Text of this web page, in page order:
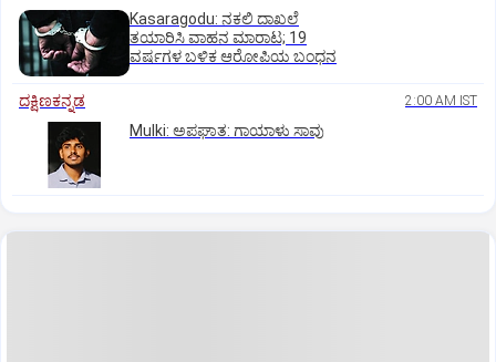
Kasaragodu: ನಕಲಿ ದಾಖಲೆ
ತಯಾರಿಸಿ ವಾಹನ ಮಾರಾಟ; 19
ವರ್ಷಗಳ ಬಳಿಕ ಆರೋಪಿಯ ಬಂಧನ
ದಕ್ಷಿಣಕನ್ನಡ 2:00 AM IST
Mulki: ಅಪಘಾತ: ಗಾಯಾಳು ಸಾವು